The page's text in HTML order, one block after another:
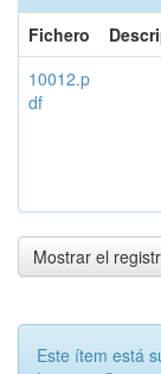
Fichero
10012.p
df
Mostrar el
Este ítem está